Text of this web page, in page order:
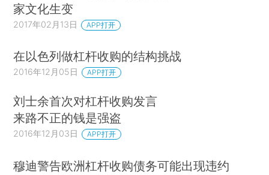
家文化生变
2017年02月13日 APP打开
在以色列做杠杆收购的结构挑战
2016年12月05日 APP打开
刘士余首次对杠杆收购发言
来路不正的钱是强盗
2016年12月03日 APP打开
穆迪警告欧洲杠杆收购债务可能出现违约